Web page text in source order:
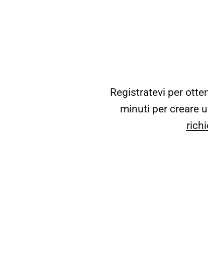
Registratevi per
minuti per creare